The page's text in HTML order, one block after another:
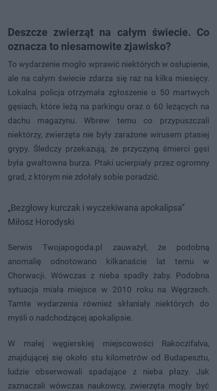
Deszcze zwierząt na całym świecie. Co
oznacza to niesamowite zjawisko?
To wydarzenie mogło wprawić niektórych w osłupienie,
ale na całym świecie zdarza się raz na kilka miesięcy.
Lokalna policja otrzymała zgłoszenie o 50 martwych
gęsiach, które leżą na parkingu oraz o 60 leżących na
dachu magazynu. Wbrew temu co przypuszczali
niektórzy, zwierzęta nie były zarażone wirusem ptasiej
grypy. Śledczy przekazują, że przyczyną śmierci gęsi
była gwałtowna burza. Ptaki ucierpiały przez ogromny
grad, z którym nie zdołały sobie poradzić.
„Bezgłowy kurczak i wyczekiwana apokalipsa”
Miłosz Horodyski
Serwis Twojapogoda.pl zauważył, że podobną
anomalię odnotowano kilkanaście lat temu w
Chorwacji. Wówczas z nieba spadły żaby. Podobna
sytuacja miała miejsce w 2010 roku na Węgrzech.
Tamte wydarzenia również skłaniały niektórych do
myśli o nadchodzącej apokalipsie.
W małej węgierskiej miejscowości Rakoczifalva,
znajdującej się około stu kilometrów od Budapesztu,
ludzie obserwowali spadające z nieba płazy. Jak
zaznaczali wówczas naukowcy, zwierzęta mogły być